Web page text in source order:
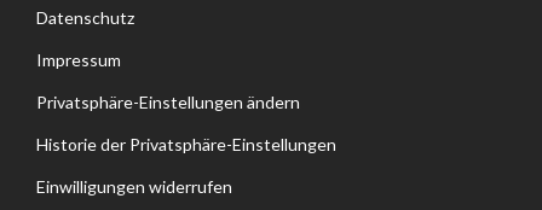
Datenschutz
Impressum
Privatsphäre-Einstellungen ändern
Historie der Privatsphäre-Einstellungen
Einwilligungen widerrufen